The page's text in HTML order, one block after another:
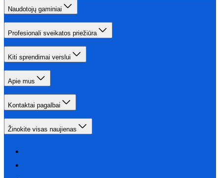
Naudotojų gaminiai
Profesionali sveikatos priežiūra
Kiti sprendimai verslui
Apie mus
Kontaktai pagalbai
Žinokite visas naujienas